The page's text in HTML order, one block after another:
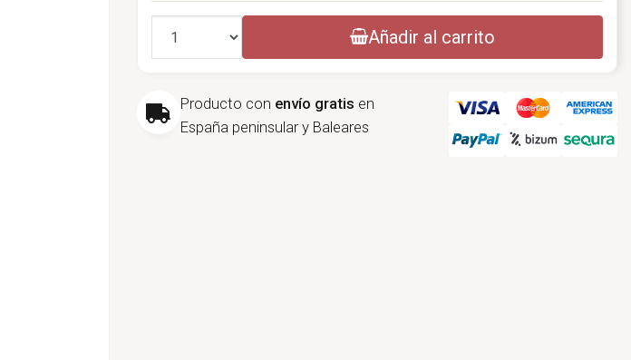
Cantidad Añadir al carrito
Producto con envío gratis en
España peninsular y Baleares